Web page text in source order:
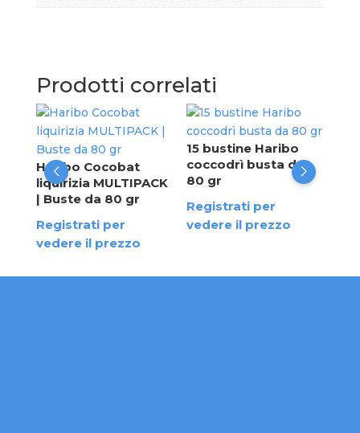
Prodotti correlati
Haribo Cocobat
liquirizia MULTIPACK
| Buste da 80 gr
Registrati per
vedere il prezzo
15 bustine Haribo
coccodrì busta da
80 gr
Registrati per
vedere il prezzo